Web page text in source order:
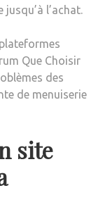
l’achat.
Que Choisir
des
de menuiserie
site